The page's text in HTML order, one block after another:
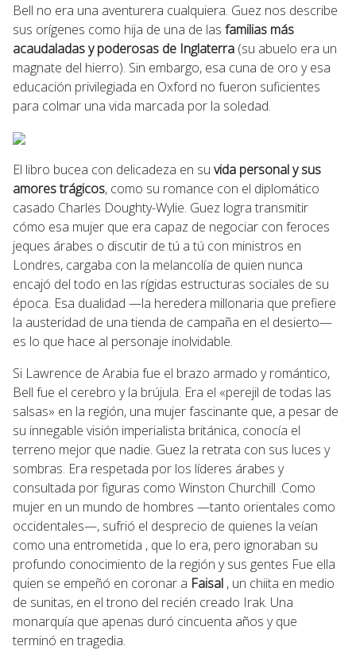
Bell no era una aventurera cualquiera. Guez nos describe
sus orígenes como hija de una de las familias más
acaudaladas y poderosas de Inglaterra (su abuelo era un
magnate del hierro). Sin embargo, esa cuna de oro y esa
educación privilegiada en Oxford no fueron suficientes
para colmar una vida marcada por la soledad.
El libro bucea con delicadeza en su vida personal y sus
amores trágicos, como su romance con el diplomático
casado Charles Doughty-Wylie. Guez logra transmitir
cómo esa mujer que era capaz de negociar con feroces
jeques árabes o discutir de tú a tú con ministros en
Londres, cargaba con la melancolía de quien nunca
encajó del todo en las rígidas estructuras sociales de su
época. Esa dualidad —la heredera millonaria que prefiere
la austeridad de una tienda de campaña en el desierto—
es lo que hace al personaje inolvidable.
Si Lawrence de Arabia fue el brazo armado y romántico,
Bell fue el cerebro y la brújula. Era el «perejil de todas las
salsas» en la región, una mujer fascinante que, a pesar de
su innegable visión imperialista británica, conocía el
terreno mejor que nadie. Guez la retrata con sus luces y
sombras. Era respetada por los líderes árabes y
consultada por figuras como Winston Churchill .Como
mujer en un mundo de hombres —tanto orientales como
occidentales—, sufrió el desprecio de quienes la veían
como una entrometida , que lo era, pero ignoraban su
profundo conocimiento de la región y sus gentes Fue ella
quien se empeñó en coronar a Faisal , un chiita en medio
de sunitas, en el trono del recién creado Irak. Una
monarquía que apenas duró cincuenta años y que
terminó en tragedia.